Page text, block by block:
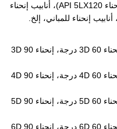
إنحناء API 5LX90، إنحناء API 5LX100، إنحناء API 5LX120)، أنابيب إنحناء
إنحناء للمباني، إلخ.
3D 60 درجة، إنحناء3D 90
4D 60 درجة، إنحناء4D 90
5D 60 درجة، إنحناء5D 90
6D 60 درجة، إنحناء6D 90